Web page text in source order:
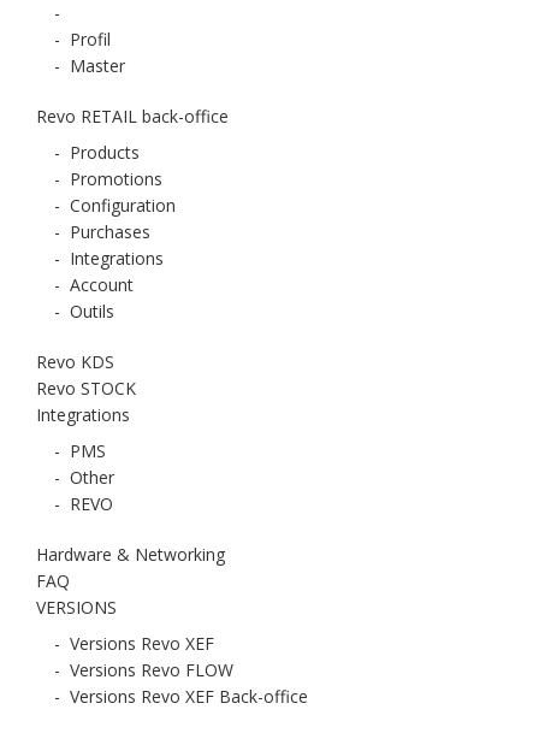
-
- Profil
- Master
Revo RETAIL back-office
- Products
- Promotions
- Configuration
- Purchases
- Integrations
- Account
- Outils
Revo KDS
Revo STOCK
Integrations
- PMS
- Other
- REVO
Hardware & Networking
FAQ
VERSIONS
- Versions Revo XEF
- Versions Revo FLOW
- Versions Revo XEF Back-office